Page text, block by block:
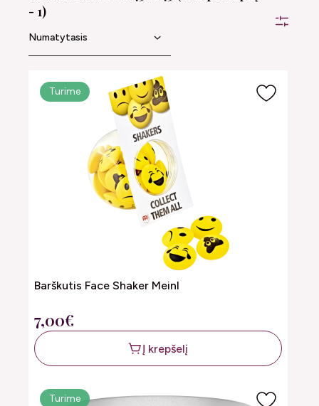
- 1)
Turime
Barškutis Face Shaker Meinl
7,00€
Į krepšelį
Turime